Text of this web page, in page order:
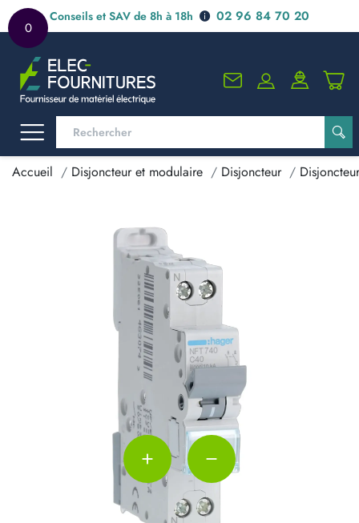
0
Conseils et SAV de 8h à 18h 02 96 84 70 20
Accueil Disjoncteur et modulaire Disjoncteur
add remove